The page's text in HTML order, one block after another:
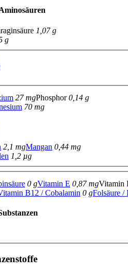
1,07 g
g
27 mgPhosphor0,14 g
70 mg
2,1 mgMangan 0,44 mg
1,2 µg
0 gVitamin E 0,87 mgVitamin
B12 / Cobalamin 0 gFolsäure /